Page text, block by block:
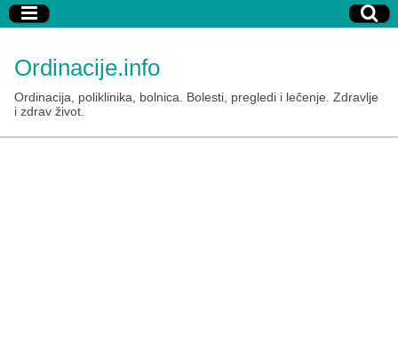
Ordinacije.info
Ordinacija, poliklinika, bolnica. Bolesti, pregledi i lečenje. Zdravlje
i zdrav život.